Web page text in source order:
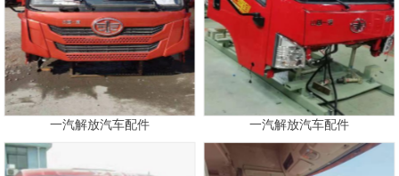
一汽解放汽车配件 一汽解放汽车配件